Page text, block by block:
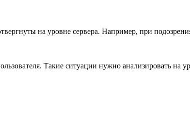
на уровне сервера. Например, при
Такие ситуации нужно анализировать на